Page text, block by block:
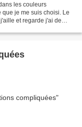
les couleurs
je me suis choisi. Le
et regarde j'ai de